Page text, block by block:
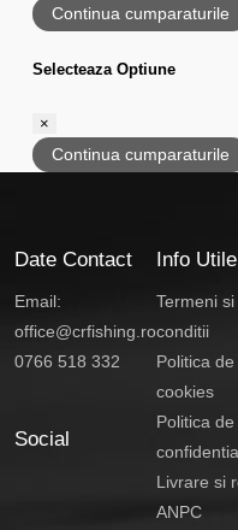
Continua cumparaturile
Selecteaza Optiune
×
Continua cumparaturile
Date Contact
Email:
office@crfishing.ro
0766 518 332
Social
Info Utile
Termeni si
conditii
Politica de
cookies
Politica de
Livrare si
ANPC